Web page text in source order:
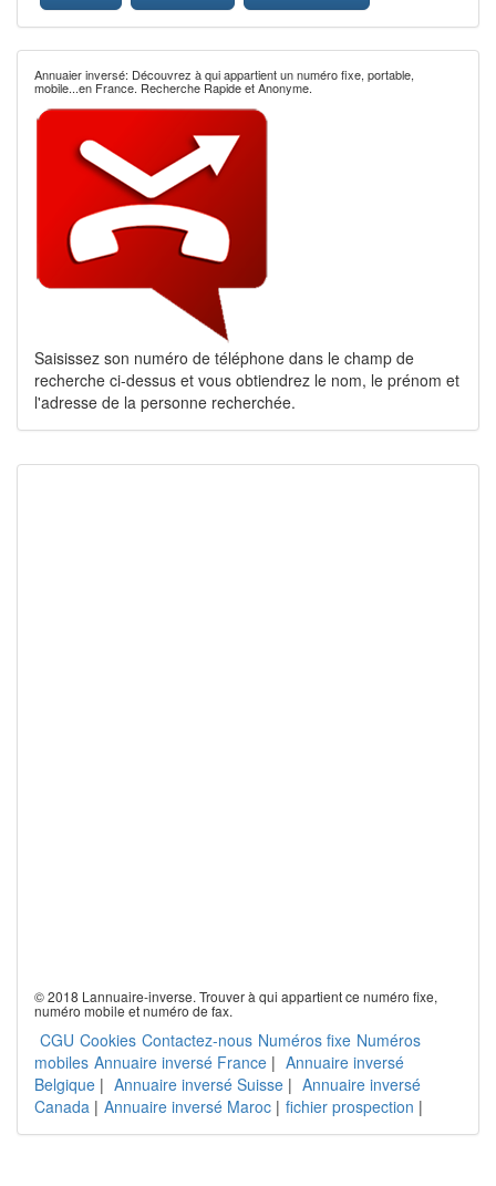
Annuaier inversé: Découvrez à qui appartient un numéro fixe, portable,
mobile...en France. Recherche Rapide et Anonyme.
Saisissez son numéro de téléphone dans le champ de
recherche ci-dessus et vous obtiendrez le nom, le prénom et
l'adresse de la personne recherchée.
© 2018 Lannuaire-inverse. Trouver à qui appartient ce numéro fixe,
numéro mobile et numéro de fax.
CGU Cookies Contactez-nous Numéros fixe Numéros
mobiles Annuaire inversé France | Annuaire inversé
Belgique | Annuaire inversé Suisse | Annuaire inversé
Canada | Annuaire inversé Maroc | fichier prospection |